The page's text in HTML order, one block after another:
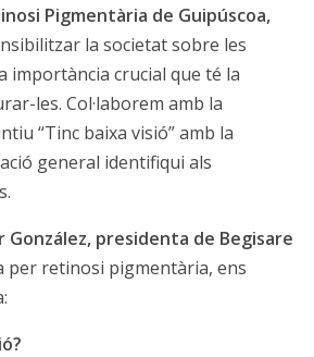
Pigmentària de Guipúscoa,
la societat sobre les
importància crucial que té la
les. Col·laborem amb la
“Tinc baixa visió” amb la
general identifiqui als
González, presidenta de Begisare
per retinosi pigmentària, ens